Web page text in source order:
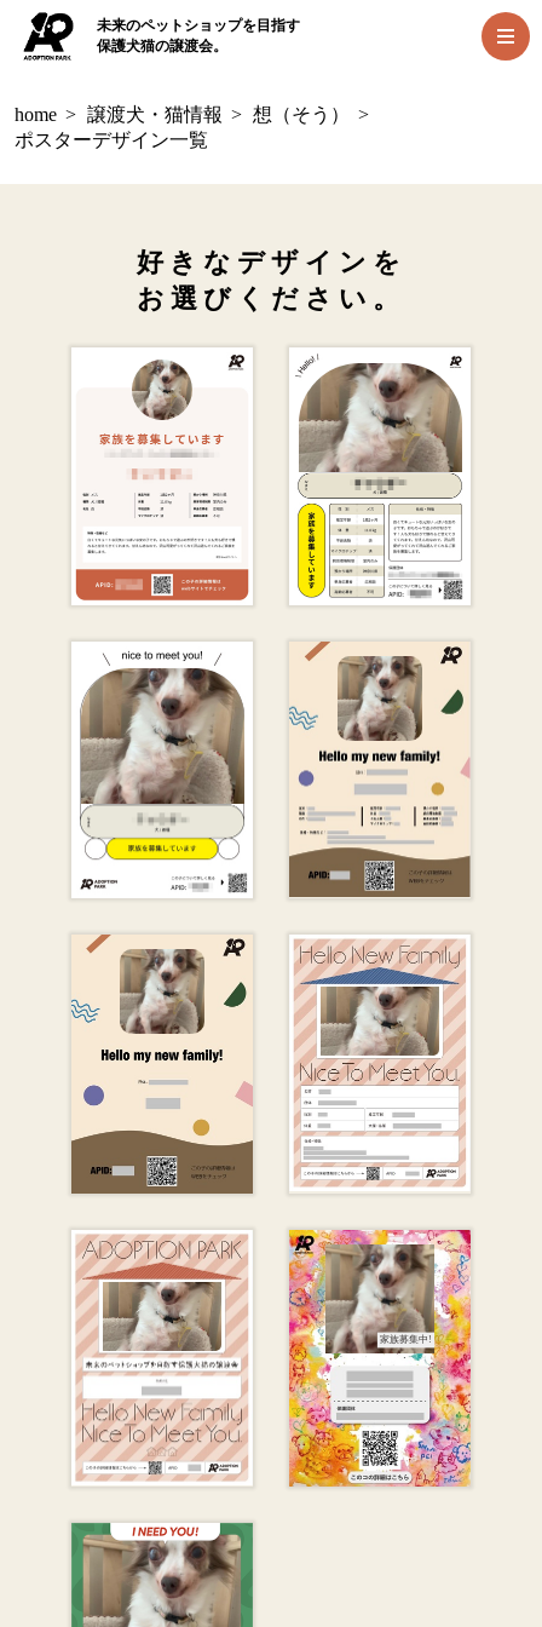
未来のペットショップを目指す
保護犬猫の譲渡会。
home > 譲渡犬・猫情報 > 想（そう）
>
ポスターデザイン一覧
好きなデザインを
お選びください。